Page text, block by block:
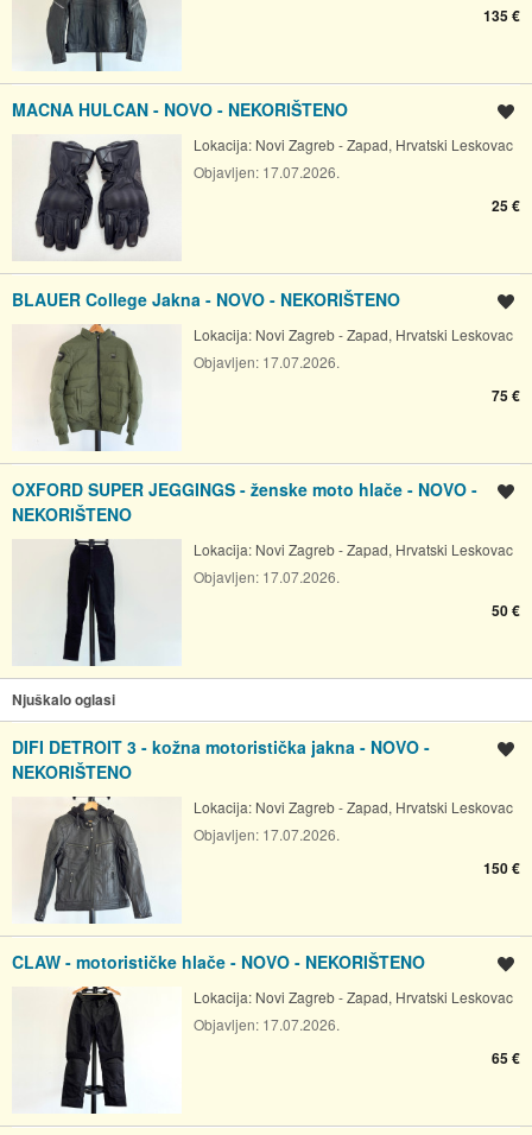
135 €
MACNA HULCAN - NOVO - NEKORIŠTENO
Lokacija: Novi Zagreb - Zapad, Hrvatski Leskovac
Objavljen: 17.07.2026.
25 €
BLAUER College Jakna - NOVO - NEKORIŠTENO
Lokacija: Novi Zagreb - Zapad, Hrvatski Leskovac
Objavljen: 17.07.2026.
75 €
OXFORD SUPER JEGGINGS - ženske moto hlače - NOVO -
NEKORIŠTENO
Lokacija: Novi Zagreb - Zapad, Hrvatski Leskovac
Objavljen: 17.07.2026.
50 €
Njuškalo oglasi
DIFI DETROIT 3 - kožna motoristička jakna - NOVO -
NEKORIŠTENO
Lokacija: Novi Zagreb - Zapad, Hrvatski Leskovac
Objavljen: 17.07.2026.
150 €
CLAW - motorističke hlače - NOVO - NEKORIŠTENO
Lokacija: Novi Zagreb - Zapad, Hrvatski Leskovac
Objavljen: 17.07.2026.
65 €